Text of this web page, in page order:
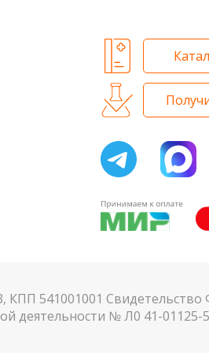
КПП 541001001
деятельности № Л0 41-01125-